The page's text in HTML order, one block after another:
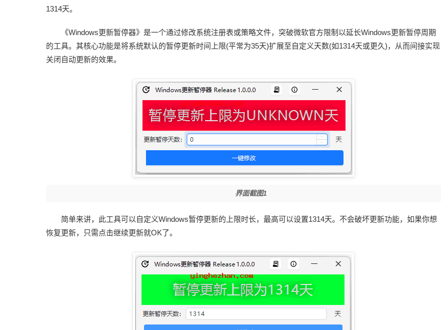
1314天。
《Windows更新暂停器》是一个通过修改系统注册表或策略文件，突破微软官方限制以延长Windows更新暂停周期
的工具。其核心功能是将系统默认的暂停更新时间上限(平常为35天)扩展至自定义天数(如1314天或更久)，从而间接实现
关闭自动更新的效果。
界面截图1
简单来讲，此工具可以自定义Windows暂停更新的上限时长，最高可以设置1314天。不会破坏更新功能，如果你想
恢复更新，只需点击继续更新就OK了。